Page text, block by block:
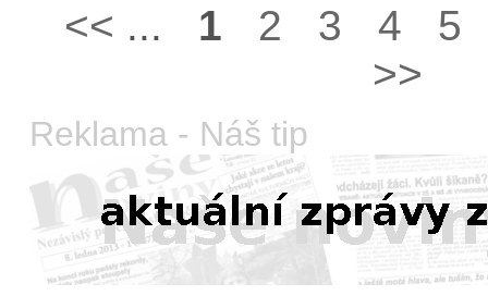
<< ... 1 2 3 4 5
>>
Reklama - Náš tip